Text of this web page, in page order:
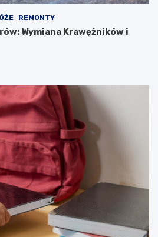
REMONTY
Wymiana Krawężników i